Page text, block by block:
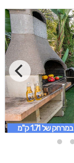
במרחק של 1.71 ק"מ